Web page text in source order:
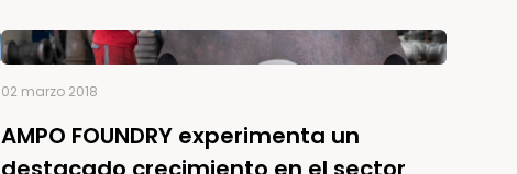
02 marzo 2018
AMPO FOUNDRY experimenta un